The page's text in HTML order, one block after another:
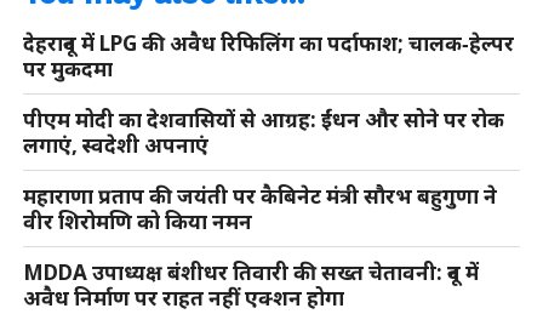
देहरादून में LPG की अवैध रिफिलिंग का पर्दाफाश; चालक‑हेल्पर
पर मुकदमा
पीएम मोदी का देशवासियों से आग्रह: ईंधन और सोने पर रोक
लगाएं, स्वदेशी अपनाएं
महाराणा प्रताप की जयंती पर कैबिनेट मंत्री सौरभ बहुगुणा ने
वीर शिरोमणि को किया नमन
MDDA उपाध्यक्ष बंशीधर तिवारी की सख्त चेतावनी: दून में
अवैध निर्माण पर राहत नहीं एक्शन होगा